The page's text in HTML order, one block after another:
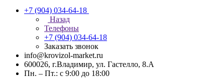
+7 (904) 034-64-18
Назад
Телефоны
+7 (904) 034-64-18
Заказать звонок
info@krovizol-market.ru
600026, г.Владимир, ул. Гастелло, 8.А
Пн. – Пт.: с 9:00 до 18:00